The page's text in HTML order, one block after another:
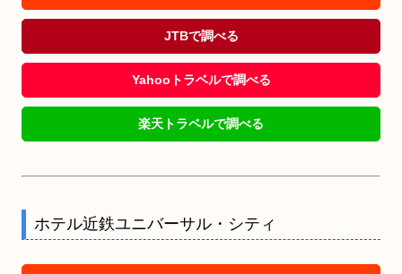
JTBで調べる
Yahooトラベルで調べる
楽天トラベルで調べる
ホテル近鉄ユニバーサル・シティ